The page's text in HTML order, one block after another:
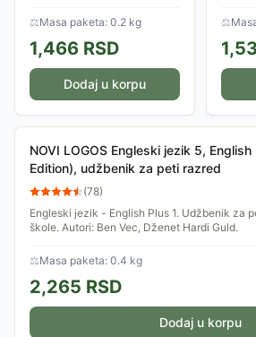
odobrena od strane
Ministarstva prosvete. Autori:
Ivana Kirin,...
⚖Masa paketa: 0.2 kg
1,466 RSD
Dodaj u korpu
rada
⚖
NOVI LOGOS Engleski jezik 5, English
Edition), udžbenik za peti razred
(78)
Engleski jezik - English Plus 1. Udžbenik za
škole. Autori: Ben Vec, Dženet Hardi Guld.
⚖Masa paketa: 0.4 kg
2,265 RSD
Dodaj u korpu